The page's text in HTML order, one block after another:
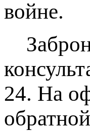
войне.
24. На